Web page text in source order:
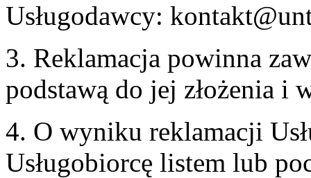
Usługodawcy:
3. Reklamacja powinna
podstawą do jej złożenia i
4. O wyniku reklamacji
Usługobiorcę listem lub